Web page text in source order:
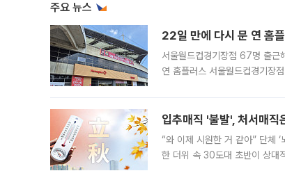
주요 뉴스
22일 만에 다시 문 연 홈
서울월드컵경기장점 67명 출
연 홈플러스 서울월드컵경기장
입추매직 '불발', 처서매
“와 이제 시원한 거 같아” 단체
한 더위 속 30도대 초반이 상대